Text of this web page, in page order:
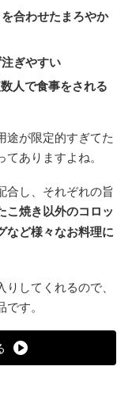
合わせたまろやか
ぎやすい
人で食事をされる
途が限定的すぎてた
ありますよね。
合し、それぞれの旨
こ焼き以外のコロッ
など様々なお料理に
してくれるので、
す。